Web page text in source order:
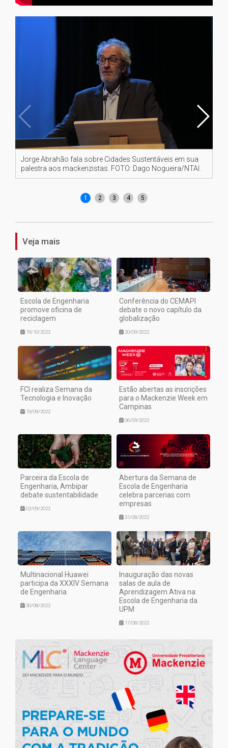
Jorge Abrahão fala sobre Cidades Sustentáveis em sua
palestra aos mackenzistas. FOTO: Dago Nogueira/NTAI.
1 2 3 4 5
Veja mais
Escola de Engenharia
promove oficina de
reciclagem
19/10/2022
Conferência do CEMAPI
debate o novo capítulo da
globalização
20/09/2022
FCI realiza Semana da
Tecnologia e Inovação
19/09/2022
Estão abertas as inscrições
para o Mackenzie Week em
Campinas
06/09/2022
Parceira da Escola de
Engenharia, Ambipar
debate sustentabilidade
02/09/2022
Abertura da Semana de
Escola de Engenharia
celebra parcerias com
empresas
31/08/2022
Multinacional Huawei
participa da XXXIV Semana
de Engenharia
30/08/2022
Inauguração das novas
salas de aula de
Aprendizagem Ativa na
Escola de Engenharia da
UPM
17/08/2022